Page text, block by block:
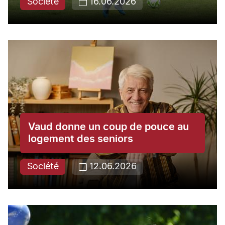
Société 16.06.2026
Vaud donne un coup de pouce au
logement des seniors
Société 12.06.2026